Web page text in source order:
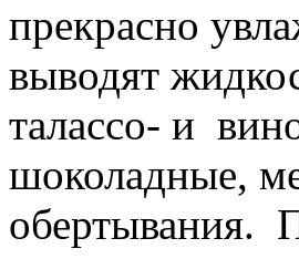
прекрасно
выводят
талассо- и
шоколадные,
обертывания.